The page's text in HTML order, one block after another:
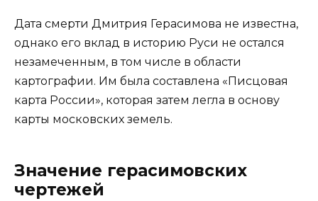
Дата смерти Дмитрия Герасимова не известна,
однако его вклад в историю Руси не остался
незамеченным, в том числе в области
картографии. Им была составлена «Писцовая
карта России», которая затем легла в основу
карты московских земель.
Значение герасимовских
чертежей